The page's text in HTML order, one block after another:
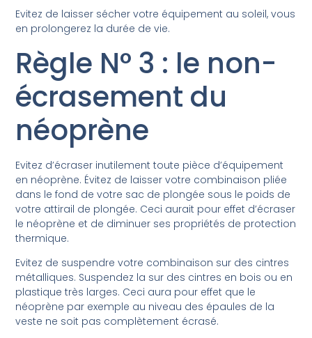
Evitez de laisser sécher votre équipement au soleil, vous
en prolongerez la durée de vie.
Règle N° 3 : le non-
écrasement du
néoprène
Evitez d’écraser inutilement toute pièce d’équipement
en néoprène. Évitez de laisser votre combinaison pliée
dans le fond de votre sac de plongée sous le poids de
votre attirail de plongée. Ceci aurait pour effet d’écraser
le néoprène et de diminuer ses propriétés de protection
thermique.
Evitez de suspendre votre combinaison sur des cintres
métalliques. Suspendez la sur des cintres en bois ou en
plastique très larges. Ceci aura pour effet que le
néoprène par exemple au niveau des épaules de la
veste ne soit pas complètement écrasé.